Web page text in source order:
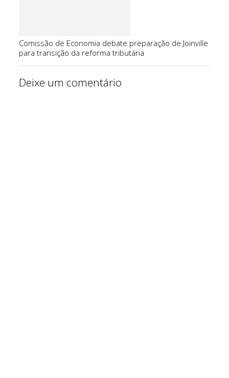
Comissão de Economia debate preparação de Joinville
para transição da reforma tributária
Deixe um comentário